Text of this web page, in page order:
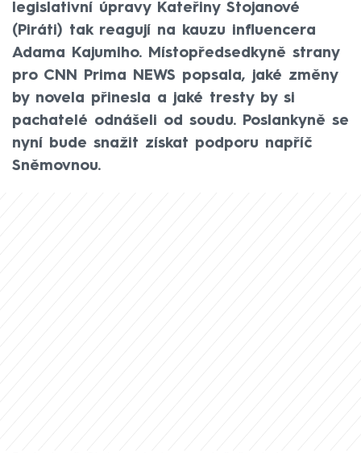
legislativní úpravy Kateřiny Stojanové
(Piráti) tak reagují na kauzu influencera
Adama Kajumiho. Místopředsedkyně strany
pro CNN Prima NEWS popsala, jaké změny
by novela přinesla a jaké tresty by si
pachatelé odnášeli od soudu. Poslankyně se
nyní bude snažit získat podporu napříč
Sněmovnou.